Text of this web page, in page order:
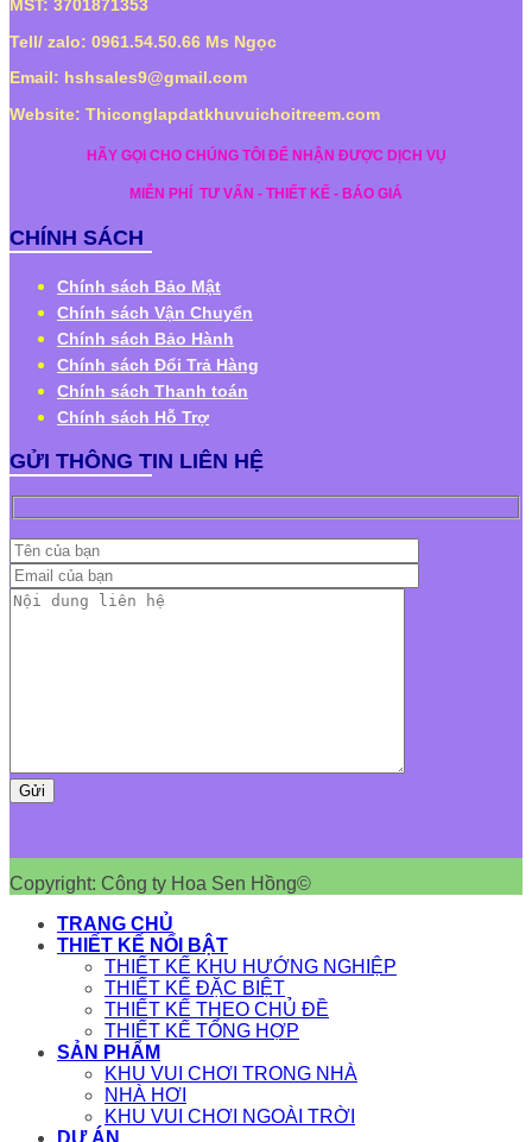
MST: 3701871353
Tell/ zalo: 0961.54.50.66 Ms Ngọc
Email: hshsales9@gmail.com
Website: Thiconglapdatkhuvuichoitreem.com
HÃY GỌI CHO CHÚNG TÔI ĐỂ NHẬN ĐƯỢC DỊCH VỤ
MIỄN PHÍ TƯ VẤN - THIẾT KẾ - BÁO GIÁ
CHÍNH SÁCH
Chính sách Bảo Mật
Chính sách Vận Chuyển
Chính sách Bảo Hành
Chính sách Đổi Trả Hàng
Chính sách Thanh toán
Chính sách Hỗ Trợ
GỬI THÔNG TIN LIÊN HỆ
Copyright: Công ty Hoa Sen Hồng©
TRANG CHỦ
THIẾT KẾ NỔI BẬT
THIẾT KẾ KHU HƯỚNG NGHIỆP
THIẾT KẾ ĐẶC BIỆT
THIẾT KẾ THEO CHỦ ĐỀ
THIẾT KẾ TỔNG HỢP
SẢN PHẨM
KHU VUI CHƠI TRONG NHÀ
NHÀ HƠI
KHU VUI CHƠI NGOÀI TRỜI
DỰ ÁN